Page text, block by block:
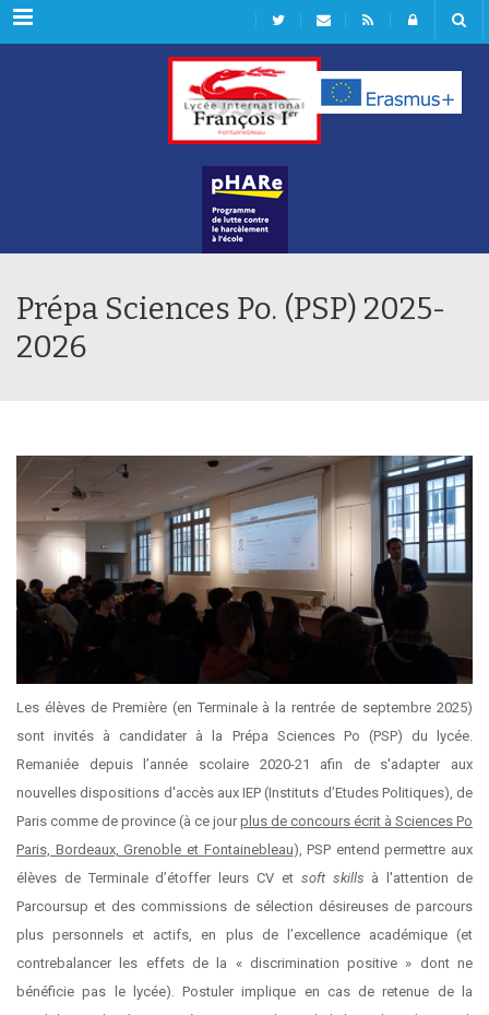
Rubriques
Prépa Sciences Po. (PSP) 2025-
2026
Les élèves de Première (en Terminale à la rentrée de septembre 2025)
sont invités à candidater à la Prépa Sciences Po (PSP) du lycée.
Remaniée depuis l’année scolaire 2020-21 afin de s'adapter aux
nouvelles dispositions d'accès aux IEP (Instituts d’Etudes Politiques), de
Paris comme de province (à ce jourplus de concours écrit à Sciences Po
Paris, Bordeaux, Grenoble et Fontainebleau), PSP entend permettre aux
élèves de Terminale d’étoffer leurs CV et soft skills à l'attention de
Parcoursup et des commissions de sélection désireuses de parcours
plus personnels et actifs, en plus de l’excellence académique (et
contrebalancer les effets de la « discrimination positive » dont ne
bénéficie pas le lycée). Postuler implique en cas de retenue de la